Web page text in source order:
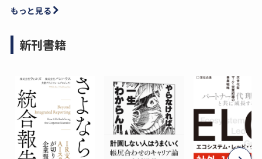
もっと見る
新刊書籍